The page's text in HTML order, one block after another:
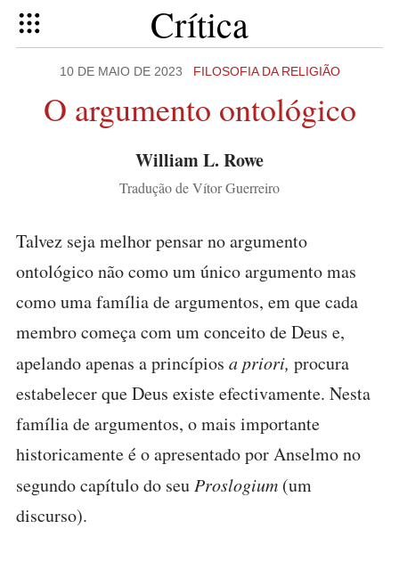
Crítica
10 DE MAIO DE 2023 FILOSOFIA DA RELIGIÃO
O argumento ontológico
William L. Rowe
Tradução de Vítor Guerreiro
Talvez seja melhor pensar no argumento
ontológico não como um único argumento mas
como uma família de argumentos, em que cada
membro começa com um conceito de Deus e,
apelando apenas a princípios a priori, procura
estabelecer que Deus existe efectivamente. Nesta
família de argumentos, o mais importante
historicamente é o apresentado por Anselmo no
segundo capítulo do seu Proslogium (um
discurso).